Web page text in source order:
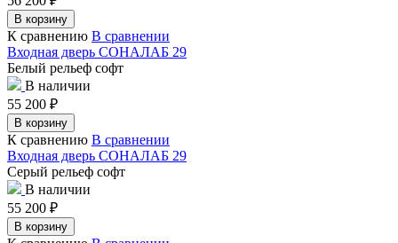
В корзину
К сравнению В сравнении
Входная дверь СОНАЛАБ 29
Белый рельеф софт
В наличии
55 200 ₽
В корзину
К сравнению В сравнении
Входная дверь СОНАЛАБ 29
Серый рельеф софт
В наличии
55 200 ₽
В корзину